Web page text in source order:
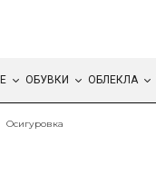
ОБУВКИ ОБЛЕКЛА
Осигуровка